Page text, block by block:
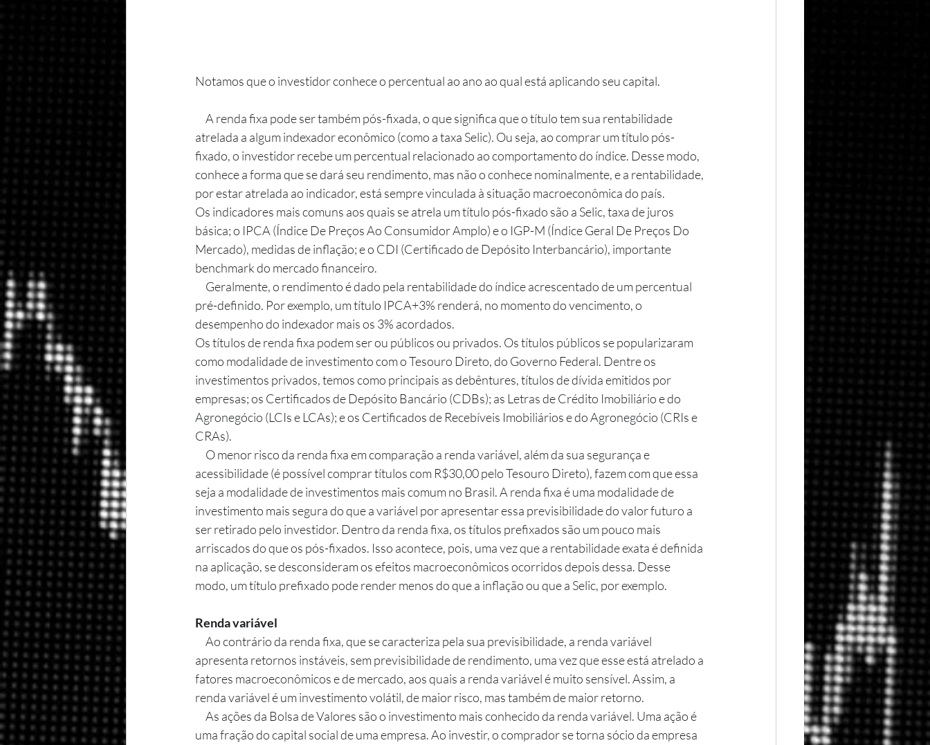
Notamos que o investidor conhece o percentual ao ano ao qual está aplicando seu capital.
atrelada a algum indexador econômico (como a taxa Selic). Ou seja, ao comprar um título pós-
fixado, o investidor recebe um percentual relacionado ao comportamento do índice. Desse modo,
conhece a forma que se dará seu rendimento, mas não o conhece nominalmente, e a rentabilidade,
por estar atrelada ao indicador, está sempre vinculada à situação macroeconômica do país.
Os indicadores mais comuns aos quais se atrela um título pós-fixado são a Selic, taxa de juros
básica; o IPCA (Índice De Preços Ao Consumidor Amplo) e o IGP-M (Índice Geral De Preços Do
Mercado), medidas de inflação; e o CDI (Certificado de Depósito Interbancário), importante
benchmark do mercado financeiro.
pré-definido. Por exemplo, um título IPCA+3% renderá, no momento do vencimento, o
desempenho do indexador mais os 3% acordados.
Os títulos de renda fixa podem ser ou públicos ou privados. Os títulos públicos se popularizaram
como modalidade de investimento com o Tesouro Direto, do Governo Federal. Dentre os
investimentos privados, temos como principais as debêntures, títulos de dívida emitidos por
empresas; os Certificados de Depósito Bancário (CDBs); as Letras de Crédito Imobiliário e do
Agronegócio (LCIs e LCAs); e os Certificados de Recebíveis Imobiliários e do Agronegócio (CRIs e
CRAs).
acessibilidade (é possível comprar títulos com R$30,00 pelo Tesouro Direto), fazem com que essa
seja a modalidade de investimentos mais comum no Brasil. A renda fixa é uma modalidade de
investimento mais segura do que a variável por apresentar essa previsibilidade do valor futuro a
ser retirado pelo investidor. Dentro da renda fixa, os títulos prefixados são um pouco mais
arriscados do que os pós-fixados. Isso acontece, pois, uma vez que a rentabilidade exata é definida
na aplicação, se desconsideram os efeitos macroeconômicos ocorridos depois dessa. Desse
modo, um título prefixado pode render menos do que a inflação ou que a Selic, por exemplo.
Renda variável
apresenta retornos instáveis, sem previsibilidade de rendimento, uma vez que esse está atrelado a
fatores macroeconômicos e de mercado, aos quais a renda variável é muito sensível. Assim, a
renda variável é um investimento volátil, de maior risco, mas também de maior retorno.
uma fração do capital social de uma empresa. Ao investir, o comprador se torna sócio da empresa